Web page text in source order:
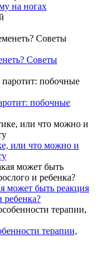
на ногах
Советы
побочные
или что можно и
может быть реакция
ребенка?
терапии,